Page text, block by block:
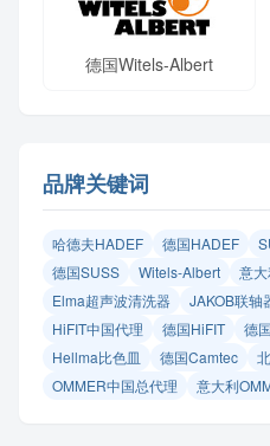
德国Witels-Albert
品牌关键词
哈德夫HADEF 德国HADEF
德国SUSS
Witels‑Albert
意
Elma超声波清洗器
JAKOB联轴
HiFIT中国代理
德国HiFIT 德
Hellma比色皿
德国Camtec
OMMER中国总代理
意大利